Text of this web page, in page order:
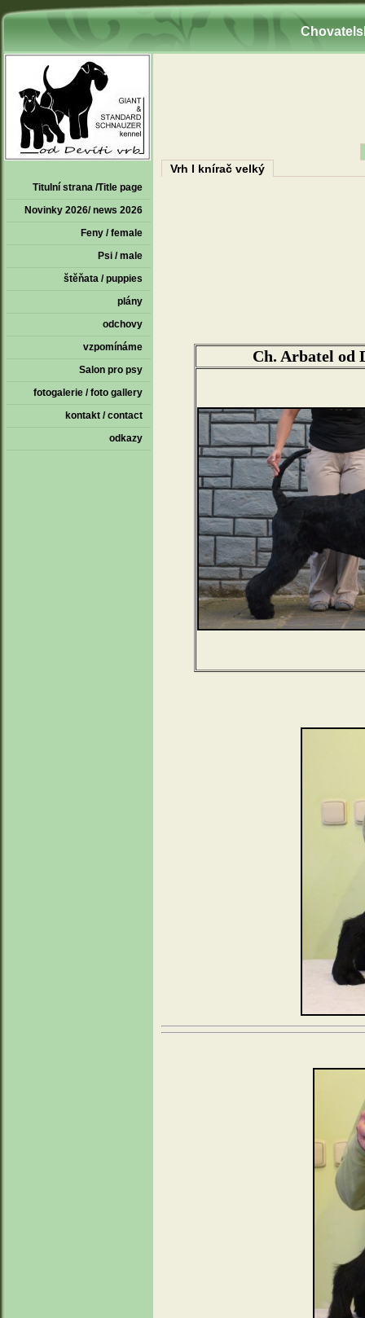
Titulní strana /Title page
Novinky 2026/ news 2026
Feny / female
Psi / male
štěňata / puppies
plány
odchovy
vzpomínáme
Salon pro psy
fotogalerie / foto gallery
kontakt / contact
odkazy
Vrh I knírač velký
Ch. Arbatel od